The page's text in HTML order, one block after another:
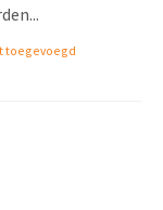
toegevoegd